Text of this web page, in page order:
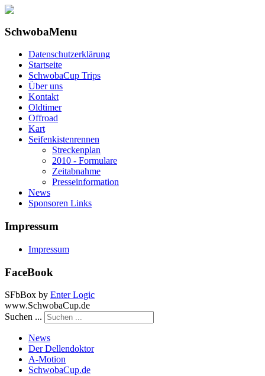
SchwobaMenu
Datenschutzerklärung
Startseite
SchwobaCup Trips
Über uns
Kontakt
Oldtimer
Offroad
Kart
Seifenkistenrennen
Streckenplan
2010 - Formulare
Zeitabnahme
Presseinformation
News
Sponsoren Links
Impressum
Impressum
FaceBook
SFbBox by Enter Logic
www.SchwobaCup.de
Suchen ...
News
Der Dellendoktor
A-Motion
SchwobaCup.de